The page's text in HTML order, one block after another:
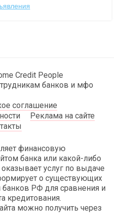
Credit People
банков и мфо
соглашение
Реклама на сайте
финансовую
банка или какой-либо
услуг по выдаче
о существующих
РФ для сравнения и
кредитования.
можно получить через